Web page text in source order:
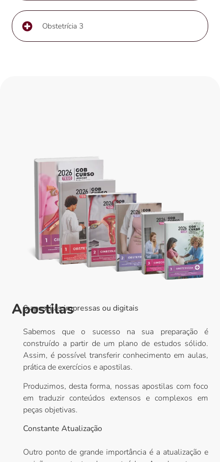
Obstetrícia 3
Apostilas
6 apostilas impressas ou digitais
Sabemos que o sucesso na sua preparação é
construído a partir de um plano de estudos sólido.
Assim, é possível transferir conhecimento em aulas,
prática de exercícios e apostilas.
Produzimos, desta forma, nossas apostilas com foco
em traduzir conteúdos extensos e complexos em
peças objetivas.
Constante Atualização
Outro ponto de grande importância é a atualização e